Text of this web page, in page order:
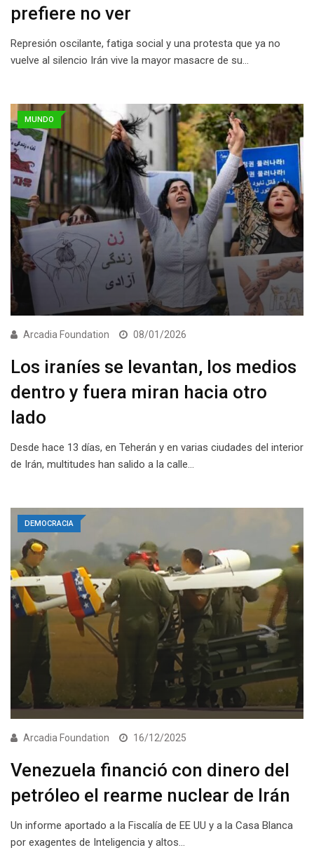
prefiere no ver
Represión oscilante, fatiga social y una protesta que ya no
vuelve al silencio Irán vive la mayor masacre de su…
MUNDO
Arcadia Foundation 08/01/2026
Los iraníes se levantan, los medios
dentro y fuera miran hacia otro
lado
Desde hace 13 días, en Teherán y en varias ciudades del interior
de Irán, multitudes han salido a la calle…
DEMOCRACIA
Arcadia Foundation 16/12/2025
Venezuela financió con dinero del
petróleo el rearme nuclear de Irán
Un informe aportado a la Fiscalía de EE UU y a la Casa Blanca
por exagentes de Inteligencia y altos…